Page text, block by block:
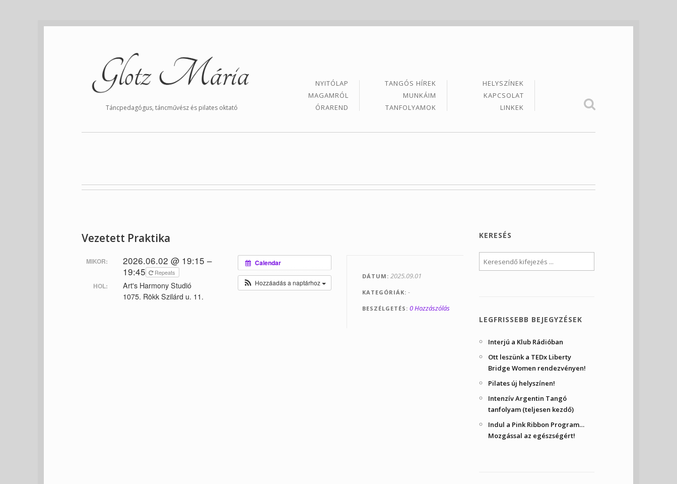
Táncpedagógus, táncművész és pilates oktató
NYITÓLAP
MAGAMRÓL
ÓRAREND
TANGÓS HÍREK
MUNKÁIM
TANFOLYAMOK
HELYSZÍNEK
KAPCSOLAT
LINKEK
Vezetett Praktika
DÁTUM 2025.09.01
KATEGÓRIÁK -
BESZÉLGETÉS 0 Hozzászólás
Calendar
Hozzáadás a naptárhoz
MIKOR:
2026.06.02 @ 19:15 –
19:45
Repeats
HOL:
Art's Harmony Studió
1075. Rökk Szilárd u. 11.
KERESÉS
LEGFRISSEBB BEJEGYZÉSEK
Interjú a Klub Rádióban
Ott leszünk a TEDx Liberty
Bridge Women rendezvényen!
Pilates új helyszínen!
Intenzív Argentin Tangó
tanfolyam (teljesen kezdő)
Indul a Pink Ribbon Program…
Mozgással az egészségért!